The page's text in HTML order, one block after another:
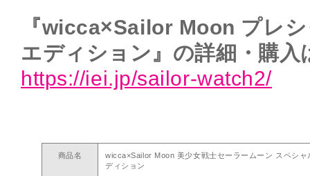
『wicca×Sailor Moon プレ
エディション』の詳細・購入
https://iei.jp/sailor-watch2/
商品名
wicca×Sailor Moon 美少女戦士セーラームーン スペシ
ディション